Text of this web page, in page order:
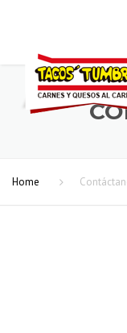
Home